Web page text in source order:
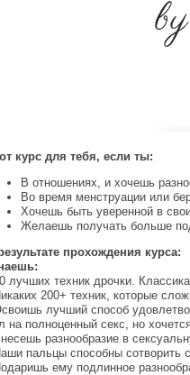
курс для тебя, если ты:
В отношениях, и хочешь
Во время менструации или
Хочешь быть уверенной в
Желаешь получать больше
прохождения курса:
лучших техник дрочки.
200+ техник, которые
лучший способ
на полноценный секс, но
разнообразие в
пальцы способны сотворить
ему подлинное